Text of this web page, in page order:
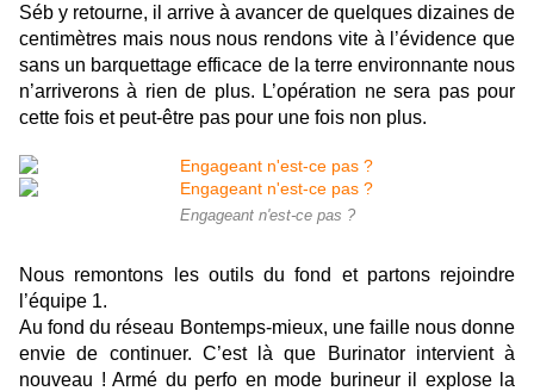
Séb y retourne, il arrive à avancer de quelques dizaines de
centimètres mais nous nous rendons vite à l’évidence que
sans un barquettage efficace de la terre environnante nous
n’arriverons à rien de plus. L’opération ne sera pas pour
cette fois et peut-être pas pour une fois non plus.
Engageant n'est-ce pas ?
Nous remontons les outils du fond et partons rejoindre
l’équipe 1.
Au fond du réseau Bontemps-mieux, une faille nous donne
envie de continuer. C’est là que Burinator intervient à
nouveau ! Armé du perfo en mode burineur il explose la